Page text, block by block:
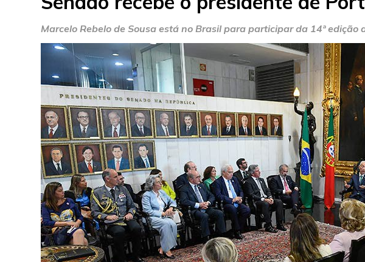
Marcelo Rebelo de Sousa está no Brasil para participar da 14ª